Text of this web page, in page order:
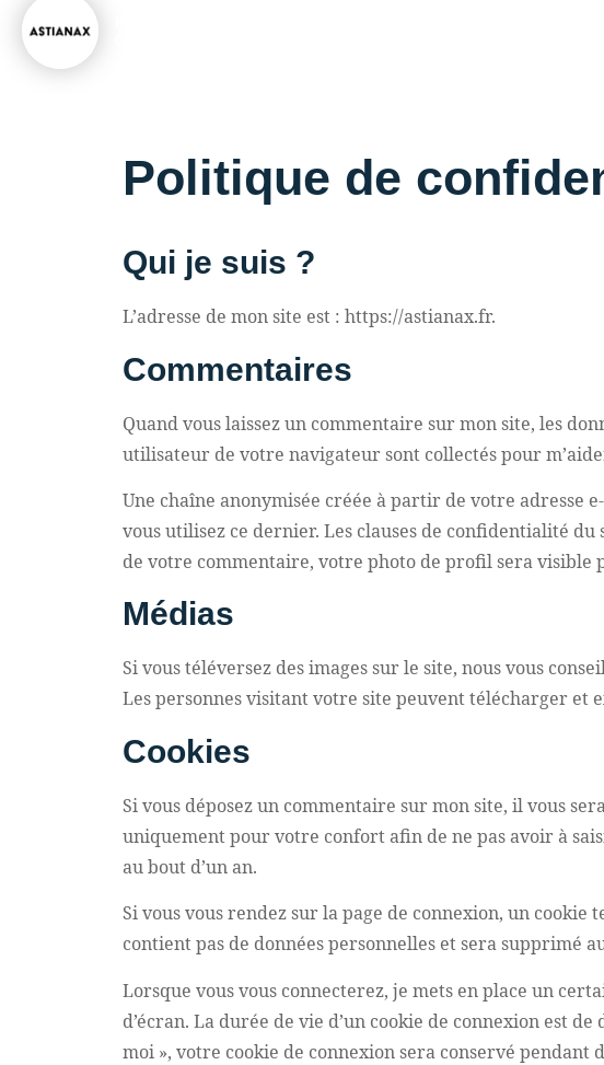
Politique de
Qui je suis ?
L’adresse de mon site est : https://astianax.fr.
Commentaires
Quand vous laissez un commentaire sur mon site, les
utilisateur de votre navigateur sont collectés pour
Une chaîne anonymisée créée à partir de votre adresse
vous utilisez ce dernier. Les clauses de confidentialité
de votre commentaire, votre photo de profil sera visible
Médias
Si vous téléversez des images sur le site, nous vous
Les personnes visitant votre site peuvent télécharger et
Cookies
Si vous déposez un commentaire sur mon site, il vous
uniquement pour votre confort afin de ne pas avoir à
au bout d’un an.
Si vous vous rendez sur la page de connexion, un
contient pas de données personnelles et sera supprimé
Lorsque vous vous connecterez, je mets en place un
d’écran. La durée de vie d’un cookie de connexion est de
moi », votre cookie de connexion sera conservé pendant